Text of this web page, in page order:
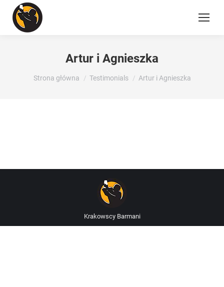
Artur i Agnieszka
Jesteś tutaj:
Strona główna Testimonials Artur i Agnieszka
Krakowscy Barmani